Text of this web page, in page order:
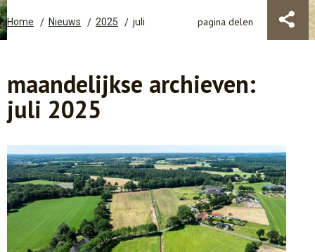
Home Nieuws 2025 juli pagina delen
maandelijkse archieven:
juli 2025